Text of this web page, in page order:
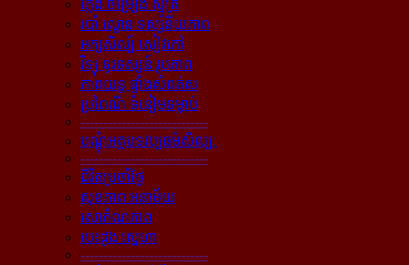
ភ្លេង ចម្រៀង ស្មូត្រ
របាំ ល្ខោន ទស្សនីយភាព
អក្សសិល្ប៍ សៀវភៅ
វិទ្យុ ទូរទស្សន៍ រូបភាព
ភាពយន្ដ ផ្ទាំងសំពត់ស
ប្រពៃណី ទំនៀមទម្លាប់
----------------------------
បណ្ដុំអត្ថបទវប្បធម៌សិល្បៈ
----------------------------
ជីវិតប្រចាំថ្ងៃ
សុខភាព អនាម័យ
សោភ័ណភាព
បេះដូង ស្នេហា
----------------------------